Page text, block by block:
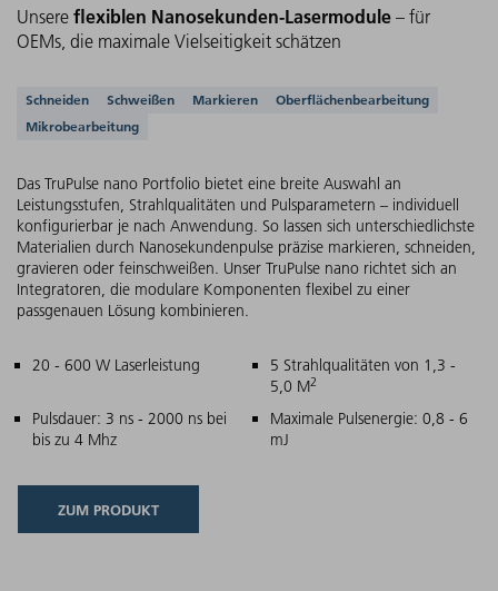
Unsere flexiblen Nanosekunden-Lasermodule – für
OEMs, die maximale Vielseitigkeit schätzen
Unterstützte Anwendungen
Schneiden Schweißen Markieren
Oberflächenbearbeitung
Mikrobearbeitung
Das TruPulse nano Portfolio bietet eine breite Auswahl an
Leistungsstufen, Strahlqualitäten und Pulsparametern – individuell
konfigurierbar je nach Anwendung. So lassen sich unterschiedlichste
Materialien durch Nanosekundenpulse präzise markieren, schneiden,
gravieren oder feinschweißen. Unser TruPulse nano richtet sich an
Integratoren, die modulare Komponenten flexibel zu einer
passgenauen Lösung kombinieren.
Hauptmerkmale
20 - 600 W Laserleistung
5 Strahlqualitäten von 1,3 -
5,0 M2
Pulsdauer: 3 ns - 2000 ns bei
bis zu 4 Mhz
Maximale Pulsenergie: 0,8 - 6
mJ
ZUM PRODUKT